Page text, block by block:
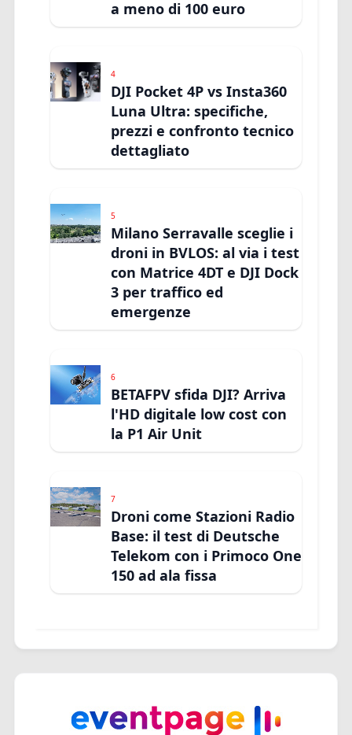
a meno di 100 euro
4
DJI Pocket 4P vs Insta360
Luna Ultra: specifiche,
prezzi e confronto tecnico
dettagliato
5
Milano Serravalle sceglie i
droni in BVLOS: al via i test
con Matrice 4DT e DJI Dock
3 per traffico ed
emergenze
6
BETAFPV sfida DJI? Arriva
l'HD digitale low cost con
la P1 Air Unit
7
Droni come Stazioni Radio
Base: il test di Deutsche
Telekom con i Primoco One
150 ad ala fissa